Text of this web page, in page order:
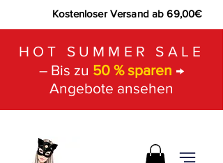
Kostenloser Versand ab 69,00€
HOT SUMMER SALE
– Bis zu 50 % sparen →
Angebote ansehen